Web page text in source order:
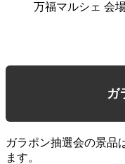
万福マルシェ 会
ガ
ガラポン抽選会の景品
ます。